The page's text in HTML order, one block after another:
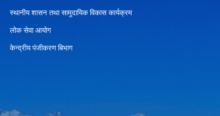
स्थानीय शासन तथा सामुदायिक विकास कार्यक्रम
लोक सेवा आयोग
केन्द्रीय पंजीकरण बिभाग